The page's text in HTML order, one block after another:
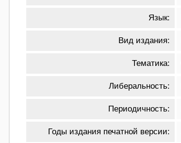
Язык:
Вид издания:
Тематика:
Либеральность:
Периодичность:
Годы издания печатной версии: